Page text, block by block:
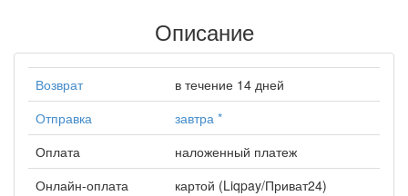
Описание
Возврат
в течение 14 дней
Отправка
завтра *
Оплата
наложенный платеж
Онлайн-оплата
картой (Liqpay/Приват24)